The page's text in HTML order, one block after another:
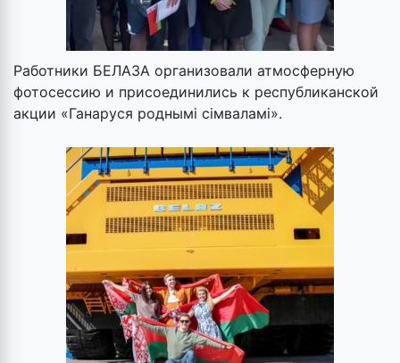
Работники БЕЛАЗА организовали атмосферную
фотосессию и присоединились к республиканской
акции «Ганаруся роднымі сімваламі».